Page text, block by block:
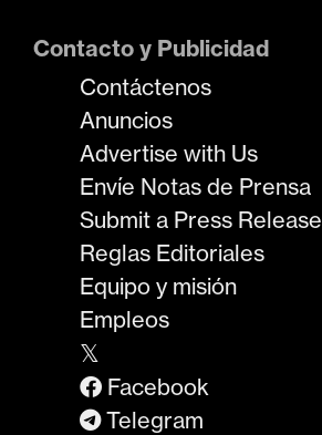
Contacto y Publicidad
Contáctenos
Anuncios
Advertise with Us
Envíe Notas de Prensa
Submit a Press Release
Reglas Editoriales
Equipo y misión
Empleos
𝕏
Facebook
Telegram